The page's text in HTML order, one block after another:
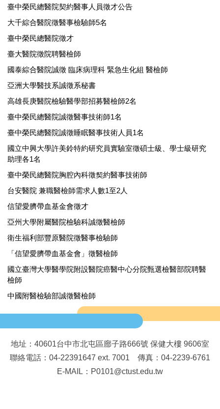
臺中榮民總醫院契約醫事人員徵才公告
大千綜合醫院徵醫事檢驗師5名
臺中榮民總醫院徵才
臺大醫院徵院聘醫檢師
國泰綜合醫院誠徵 臨床病理科 緊急生化組 醫檢師
亞洲大學醫技系誠徵系秘書
高雄長庚醫院檢驗醫學部招募醫檢師2名
臺中榮民總醫院誠徵醫事技術師1名
臺中榮民總醫院誠徵睡眠醫事技術人員1名
國立中興大學許美鈴特約研究員實驗室徵碩士級、學士級研究
助理各1名
臺中榮民總醫院胸腔內科徵契約醫事技術師
台安醫院 兼職醫檢師需求人數1至2人
信望愛臍帶血基金會徵才
亞州大學附屬醫院檢驗科誠徵醫檢師
衛生福利部豐原醫院徵醫事檢驗師
「信望愛臍帶血基金會」徵醫檢師
國立臺灣大學醫學院附設醫院癌醫中心分院甄選檢醫部院聘醫
檢師
中國附醫檢驗部誠徵醫檢師
地址：40601台中市北屯區廍子路666號 保健大樓 9606室
聯絡電話：04-22391647 ext. 7001 傳真：04-2239-6761
E-MAIL：P0101@ctust.edu.tw